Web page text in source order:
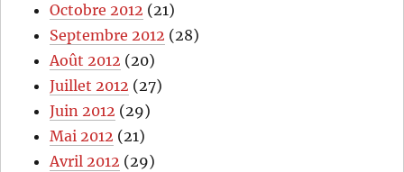
Octobre 2012 (21)
Septembre 2012 (28)
Août 2012 (20)
Juillet 2012 (27)
Juin 2012 (29)
Mai 2012 (21)
Avril 2012 (29)